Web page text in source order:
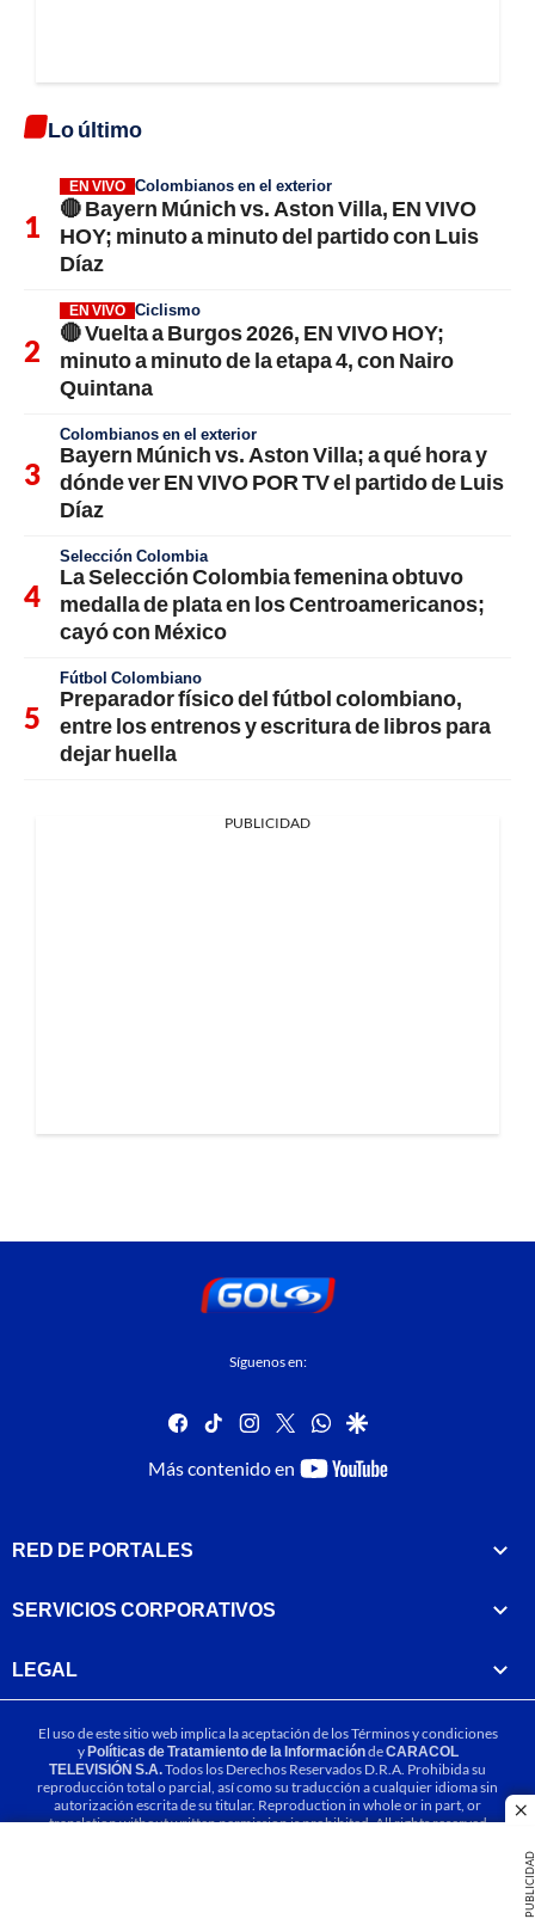
PUBLICIDAD
Lo último
EN VIVO Colombianos en el exterior
🔴 Bayern Múnich vs. Aston Villa, EN VIVO
HOY; minuto a minuto del partido con Luis
Díaz
EN VIVO Ciclismo
🔴 Vuelta a Burgos 2026, EN VIVO HOY;
minuto a minuto de la etapa 4, con Nairo
Quintana
Colombianos en el exterior
Bayern Múnich vs. Aston Villa; a qué hora y
dónde ver EN VIVO POR TV el partido de Luis
Díaz
Selección Colombia
La Selección Colombia femenina obtuvo
medalla de plata en los Centroamericanos;
cayó con México
Fútbol Colombiano
Preparador físico del fútbol colombiano,
entre los entrenos y escritura de libros para
dejar huella
PUBLICIDAD
Síguenos en:
facebook
tiktok instagram
twitterwhatsapp
google
Más contenido en
youtube-
RED DE PORTALES
SERVICIOS CORPORATIVOS
LEGAL
El uso de este sitio web implica la aceptación de losTérminos y condiciones
yPolíticas de Tratamiento de la InformacióndeCARACOL
TELEVISIÓN S.A.Todos los Derechos Reservados D.R.A. Prohibida su
reproducción total o parcial, así como su traducción a cualquier idioma sin
autorización escrita de su titular. Reproduction in whole or in part, or
translation without written permission is prohibited. All rights reserved